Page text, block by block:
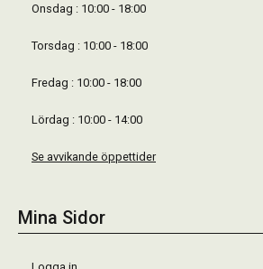
Onsdag : 10:00 - 18:00
Torsdag : 10:00 - 18:00
Fredag : 10:00 - 18:00
Lördag : 10:00 - 14:00
Se avvikande öppettider
Mina Sidor
Logga in